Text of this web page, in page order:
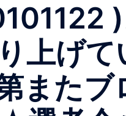
)
上げ
また